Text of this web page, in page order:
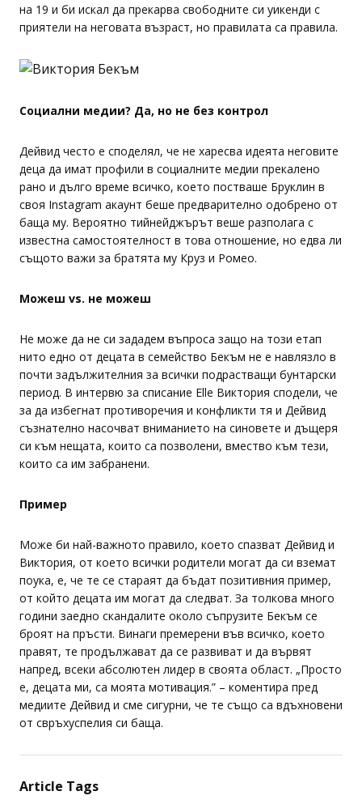
на 19 и би искал да прекарва свободните си уикенди с
приятели на неговата възраст, но правилата са правила.
Социални медии? Да, но не без контрол
Дейвид често е споделял, че не харесва идеята неговите
деца да имат профили в социалните медии прекалено
рано и дълго време всичко, което постваше Бруклин в
своя Instagram акаунт беше предварително одобрено от
баща му. Вероятно тийнейджърът веше разполага с
известна самостоятелност в това отношение, но едва ли
същото важи за братята му Круз и Ромео.
Можеш vs. не можеш
Не може да не си зададем въпроса защо на този етап
нито едно от децата в семейство Бекъм не е навлязло в
почти задължителния за всички подрастващи бунтарски
период. В интервю за списание Elle Виктория сподели, че
за да избегнат противоречия и конфликти тя и Дейвид
съзнателно насочват вниманието на синовете и дъщеря
си към нещата, които са позволени, вмество към тези,
които са им забранени.
Пример
Може би най-важното правило, което спазват Дейвид и
Виктория, от което всички родители могат да си вземат
поука, е, че те се стараят да бъдат позитивния пример,
от който децата им могат да следват. За толкова много
години заедно скандалите около съпрузите Бекъм се
броят на пръсти. Винаги премерени във всичко, което
правят, те продължават да се развиват и да вървят
напред, всеки абсолютен лидер в своята област. „Просто
е, децата ми, са моята мотивация.” – коментира пред
медиите Дейвид и сме сигурни, че те също са вдъхновени
от свръхуспелия си баща.
Article Tags